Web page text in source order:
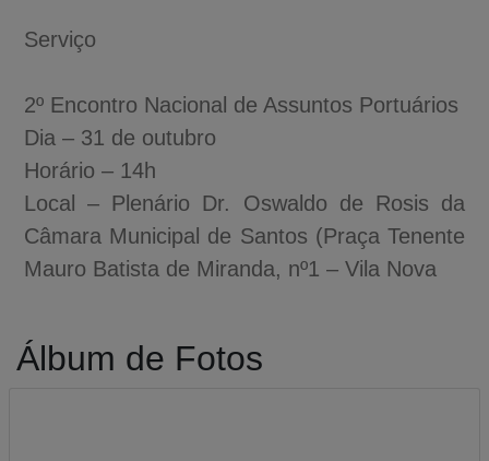
Serviço
2º Encontro Nacional de Assuntos Portuários
Dia – 31 de outubro
Horário – 14h
Local – Plenário Dr. Oswaldo de Rosis da
Câmara Municipal de Santos (Praça Tenente
Mauro Batista de Miranda, nº1 – Vila Nova
Álbum de Fotos